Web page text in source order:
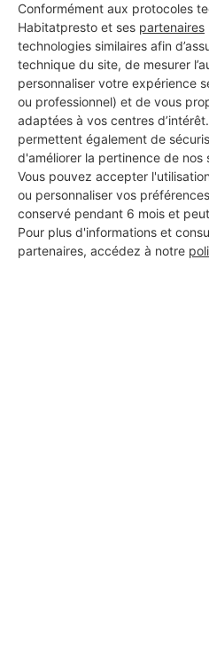
Conformément aux protocoles
Habitatpresto et ses partenaires
technologies similaires afin
technique du site, de mesurer
personnaliser votre expérience
ou professionnel) et de vous
adaptées à vos centres
permettent également de
d'améliorer la pertinence de nos
Vous pouvez accepter
ou personnaliser vos
conservé pendant 6 mois et
Pour plus d'informations et
partenaires, accédez à notre
Les 2 autres
vos travaux à
Hamid
Sainte-
7 ans d'expérience